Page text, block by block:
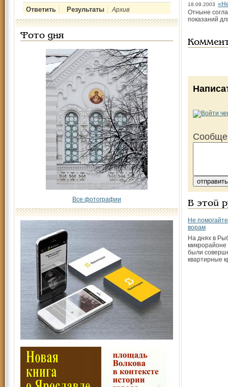
Архив
Фото дня
Все фотографии
18.09.2003
Отныне
показаний
В этой
Не
ворам
На днях в
были
квартирные